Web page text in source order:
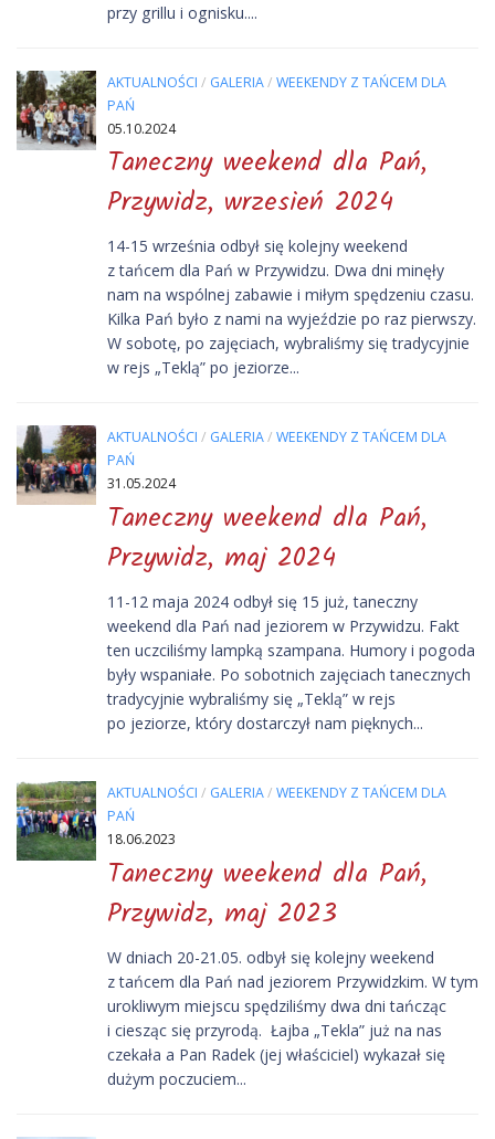
przy grillu i ognisku....
AKTUALNOŚCI / GALERIA/ WEEKENDY Z TAŃCEM DLA
PAŃ
05.10.2024
Taneczny weekend dla Pań,
Przywidz, wrzesień 2024
14-15 września odbył się kolejny weekend
z tańcem dla Pań w Przywidzu. Dwa dni minęły
nam na wspólnej zabawie i miłym spędzeniu czasu.
Kilka Pań było z nami na wyjeździe po raz pierwszy.
W sobotę, po zajęciach, wybraliśmy się tradycyjnie
w rejs „Teklą” po jeziorze...
AKTUALNOŚCI / GALERIA/ WEEKENDY Z TAŃCEM DLA
PAŃ
31.05.2024
Taneczny weekend dla Pań,
Przywidz, maj 2024
11-12 maja 2024 odbył się 15 już, taneczny
weekend dla Pań nad jeziorem w Przywidzu. Fakt
ten uczciliśmy lampką szampana. Humory i pogoda
były wspaniałe. Po sobotnich zajęciach tanecznych
tradycyjnie wybraliśmy się „Teklą” w rejs
po jeziorze, który dostarczył nam pięknych...
AKTUALNOŚCI / GALERIA/ WEEKENDY Z TAŃCEM DLA
PAŃ
18.06.2023
Taneczny weekend dla Pań,
Przywidz, maj 2023
W dniach 20-21.05. odbył się kolejny weekend
z tańcem dla Pań nad jeziorem Przywidzkim. W tym
urokliwym miejscu spędziliśmy dwa dni tańcząc
i ciesząc się przyrodą. Łajba „Tekla” już na nas
czekała a Pan Radek (jej właściciel) wykazał się
dużym poczuciem...